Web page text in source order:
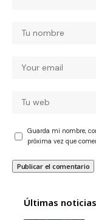
Guarda mi nombre,
próxima vez que
Últimas noticias